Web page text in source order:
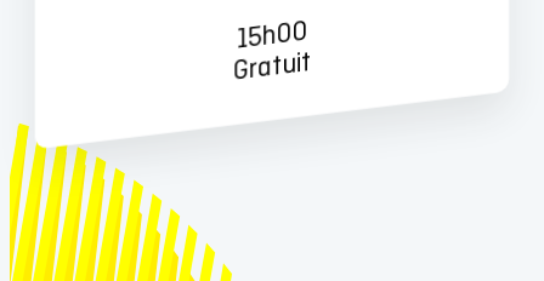
15h00
Gratuit